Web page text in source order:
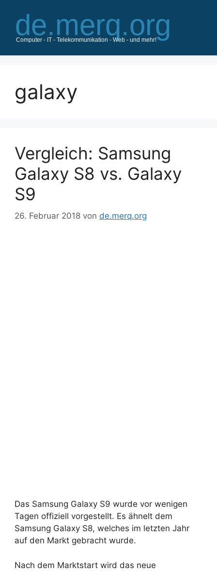
Inhalt
springen
galaxy
Vergleich: Samsung
Galaxy S8 vs. Galaxy
S9
26. Februar 2018 von de.merq.org
Das Samsung Galaxy S9 wurde vor wenigen
Tagen offiziell vorgestellt. Es ähnelt dem
Samsung Galaxy S8, welches im letzten Jahr
auf den Markt gebracht wurde.
Nach dem Marktstart wird das neue